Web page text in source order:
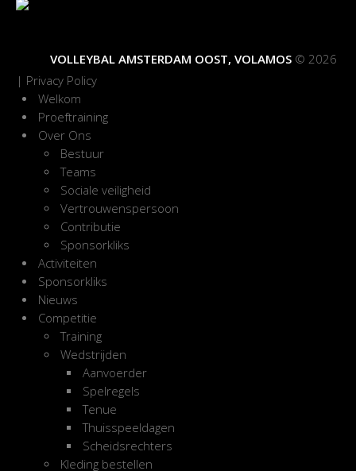
VOLLEYBAL AMSTERDAM OOST, VOLAMOS © 2026
| Privacy Policy
Welkom
Proeftraining
Over Ons
Bestuur
Teams
Sociale veiligheid
Vertrouwenspersoon
Contributie
Sponsorkliks
Activiteiten
Sponsorkliks
Nieuws
Competitie
Training
Wedstrijden
Aanvoerder
Spelregels
Tenue
Thuisspeeldagen
Scheidsrechters
Kleding bestellen